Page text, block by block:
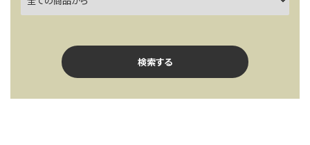
ようこそ ゲスト 様
person 新規会員登録
検索する